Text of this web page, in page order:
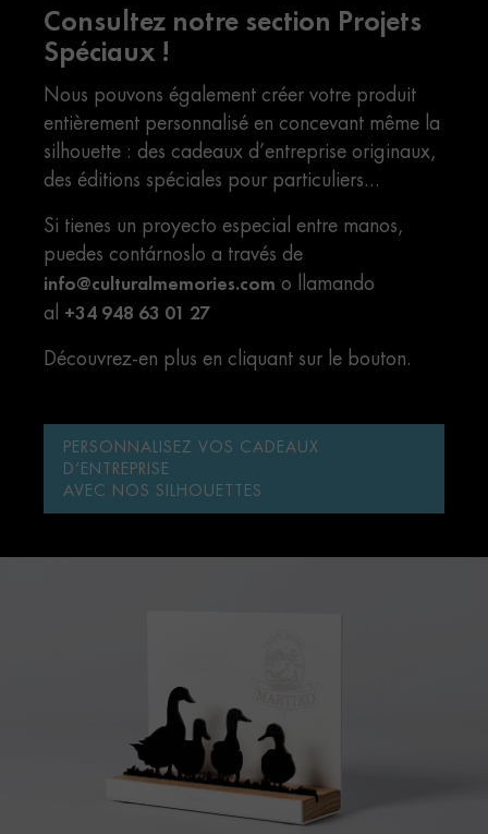
Consultez notre section Projets
Spéciaux !
Nous pouvons également créer votre produit
entièrement personnalisé en concevant même la
silhouette : des cadeaux d’entreprise originaux,
des éditions spéciales pour particuliers...
Si tienes un proyecto especial entre manos,
puedes contárnoslo a través de
info@culturalmemories.com o llamando
al +34 948 63 01 27
Découvrez-en plus en cliquant sur le bouton.
PERSONNALISEZ VOS CADEAUX
D’ENTREPRISE
AVEC NOS SILHOUETTES